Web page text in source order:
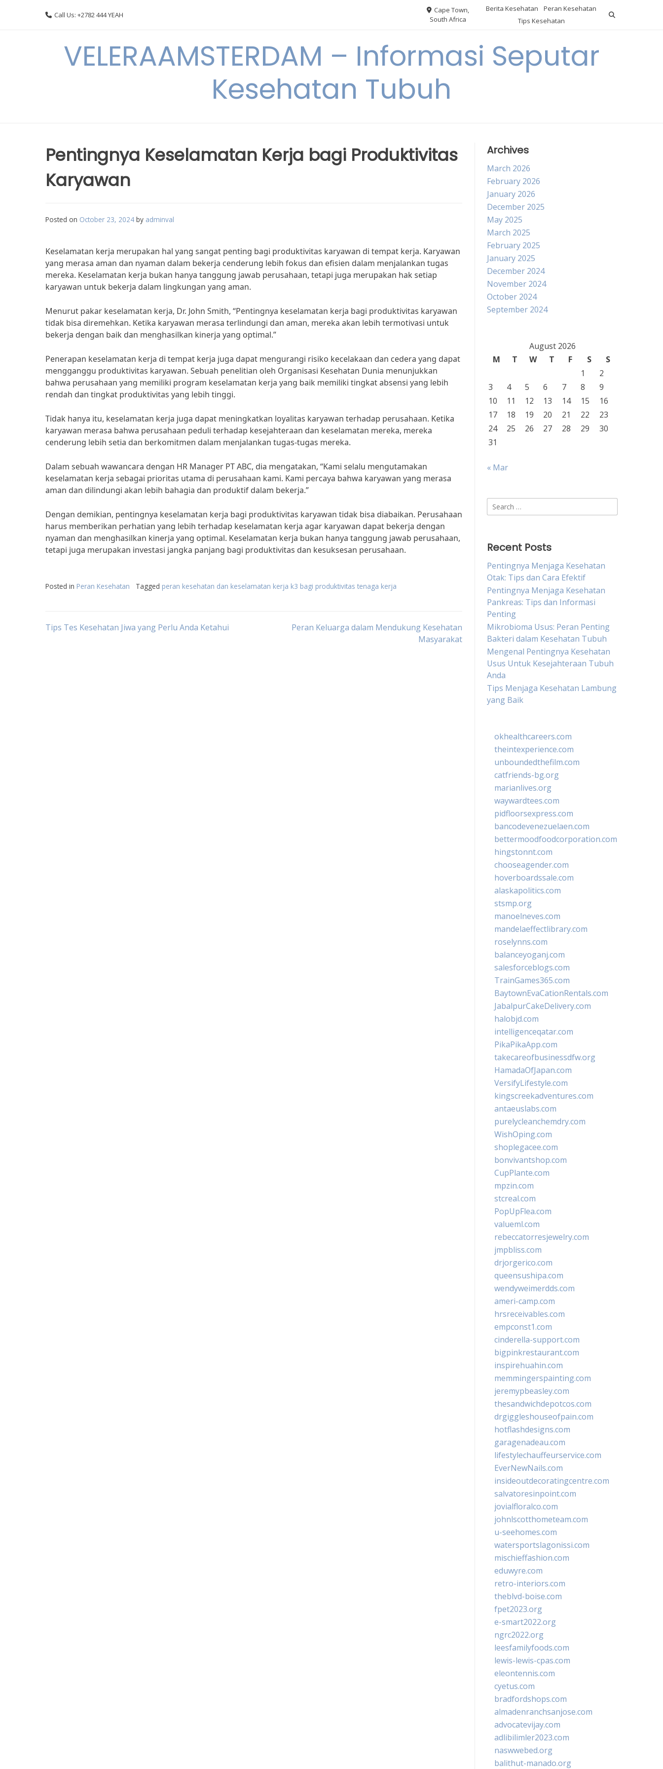
Call Us: +2782 444 YEAH
Cape Town,
South Africa
Berita Kesehatan
Peran Kesehatan
Tips Kesehatan
VELERAAMSTERDAM – Informasi Seputar
Kesehatan Tubuh
Pentingnya Keselamatan Kerja bagi Produktivitas
Karyawan
Posted on October 23, 2024 by adminval
Keselamatan kerja merupakan hal yang sangat penting bagi produktivitas karyawan di tempat kerja. Karyawan
yang merasa aman dan nyaman dalam bekerja cenderung lebih fokus dan efisien dalam menjalankan tugas
mereka. Keselamatan kerja bukan hanya tanggung jawab perusahaan, tetapi juga merupakan hak setiap
karyawan untuk bekerja dalam lingkungan yang aman.
Menurut pakar keselamatan kerja, Dr. John Smith, “Pentingnya keselamatan kerja bagi produktivitas karyawan
tidak bisa diremehkan. Ketika karyawan merasa terlindungi dan aman, mereka akan lebih termotivasi untuk
bekerja dengan baik dan menghasilkan kinerja yang optimal.”
Penerapan keselamatan kerja di tempat kerja juga dapat mengurangi risiko kecelakaan dan cedera yang dapat
mengganggu produktivitas karyawan. Sebuah penelitian oleh Organisasi Kesehatan Dunia menunjukkan
bahwa perusahaan yang memiliki program keselamatan kerja yang baik memiliki tingkat absensi yang lebih
rendah dan tingkat produktivitas yang lebih tinggi.
Tidak hanya itu, keselamatan kerja juga dapat meningkatkan loyalitas karyawan terhadap perusahaan. Ketika
karyawan merasa bahwa perusahaan peduli terhadap kesejahteraan dan keselamatan mereka, mereka
cenderung lebih setia dan berkomitmen dalam menjalankan tugas-tugas mereka.
Dalam sebuah wawancara dengan HR Manager PT ABC, dia mengatakan, “Kami selalu mengutamakan
keselamatan kerja sebagai prioritas utama di perusahaan kami. Kami percaya bahwa karyawan yang merasa
aman dan dilindungi akan lebih bahagia dan produktif dalam bekerja.”
Dengan demikian, pentingnya keselamatan kerja bagi produktivitas karyawan tidak bisa diabaikan. Perusahaan
harus memberikan perhatian yang lebih terhadap keselamatan kerja agar karyawan dapat bekerja dengan
nyaman dan menghasilkan kinerja yang optimal. Keselamatan kerja bukan hanya tanggung jawab perusahaan,
tetapi juga merupakan investasi jangka panjang bagi produktivitas dan kesuksesan perusahaan.
Posted in Peran Kesehatan Tagged peran kesehatan dan keselamatan kerja k3 bagi produktivitas tenaga kerja
Post
Tips Tes Kesehatan Jiwa yang Perlu Anda Ketahui
Peran Keluarga dalam Mendukung Kesehatan
Masyarakat
Archives
March 2026
February 2026
January 2026
December 2025
May 2025
March 2025
February 2025
January 2025
December 2024
November 2024
October 2024
September 2024
August 2026
M
T W T F S
S
1
2
3
4 5 6 7 8
9
10
11 12 13 14 15
16
17
18 19 20 21 22
23
24
25 26 27 28 29
30
31
« Mar
Search
for:
Recent Posts
Pentingnya Menjaga Kesehatan
Otak: Tips dan Cara Efektif
Pentingnya Menjaga Kesehatan
Pankreas: Tips dan Informasi
Penting
Mikrobioma Usus: Peran Penting
Bakteri dalam Kesehatan Tubuh
Mengenal Pentingnya Kesehatan
Usus Untuk Kesejahteraan Tubuh
Anda
Tips Menjaga Kesehatan Lambung
yang Baik
okhealthcareers.com
theintexperience.com
unboundedthefilm.com
catfriends-bg.org
marianlives.org
waywardtees.com
pidfloorsexpress.com
bancodevenezuelaen.com
bettermoodfoodcorporation.com
hingstonnt.com
chooseagender.com
hoverboardssale.com
alaskapolitics.com
stsmp.org
manoelneves.com
mandelaeffectlibrary.com
roselynns.com
balanceyoganj.com
salesforceblogs.com
TrainGames365.com
BaytownEvaCationRentals.com
JabalpurCakeDelivery.com
halobjd.com
intelligenceqatar.com
PikaPikaApp.com
takecareofbusinessdfw.org
HamadaOfJapan.com
VersifyLifestyle.com
kingscreekadventures.com
antaeuslabs.com
purelycleanchemdry.com
WishOping.com
shoplegacee.com
bonvivantshop.com
CupPlante.com
mpzin.com
stcreal.com
PopUpFlea.com
valueml.com
rebeccatorresjewelry.com
jmpbliss.com
drjorgerico.com
queensushipa.com
wendyweimerdds.com
ameri-camp.com
hrsreceivables.com
empconst1.com
cinderella-support.com
bigpinkrestaurant.com
inspirehuahin.com
memmingerspainting.com
jeremypbeasley.com
thesandwichdepotcos.com
drgiggleshouseofpain.com
hotflashdesigns.com
garagenadeau.com
lifestylechauffeurservice.com
EverNewNails.com
insideoutdecoratingcentre.com
salvatoresinpoint.com
jovialfloralco.com
johnlscotthometeam.com
u-seehomes.com
watersportslagonissi.com
mischieffashion.com
eduwyre.com
retro-interiors.com
theblvd-boise.com
fpet2023.org
e-smart2022.org
ngrc2022.org
leesfamilyfoods.com
lewis-lewis-cpas.com
eleontennis.com
cyetus.com
bradfordshops.com
almadenranchsanjose.com
advocatevijay.com
adlibilimler2023.com
naswwebed.org
balithut-manado.org